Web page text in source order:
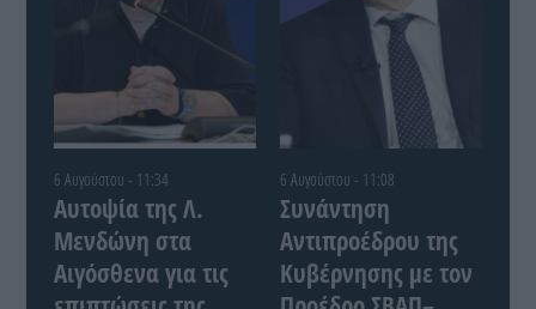
6 Αυγούστου - 11:34
Αυτοψία της Λ.
Μενδώνη στα
Αιγόσθενα για τις
6 Αυγούστου - 11:08
Συνάντηση
Αντιπροέδρου της
Κυβέρνησης με τον